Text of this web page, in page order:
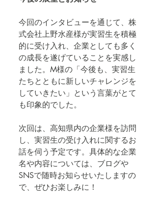
今回のインタビューを通じて、株
式会社上野水産様が実習生を積極
的に受け入れ、企業としても多く
の成長を遂げていることを実感し
ました。M様の「今後も、実習生
たちとともに新しいチャレンジを
していきたい」という言葉がとて
も印象的でした。
次回は、高知県内の企業様を訪問
し、実習生の受け入れに関するお
話を伺う予定です。具体的な企業
名や内容については、ブログや
SNSで随時お知らせいたしますの
で、ぜひお楽しみに！